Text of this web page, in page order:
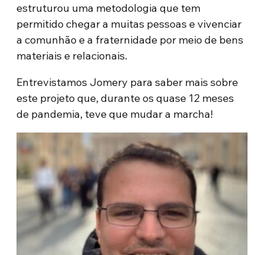
estruturou uma metodologia que tem
permitido chegar a muitas pessoas e vivenciar
a comunhão e a fraternidade por meio de bens
materiais e relacionais.
Entrevistamos Jomery para saber mais sobre
este projeto que, durante os quase 12 meses
de pandemia, teve que mudar a marcha!